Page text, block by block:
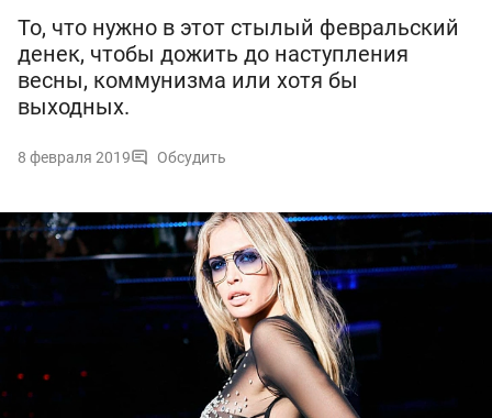
То, что нужно в этот стылый февральский
денек, чтобы дожить до наступления
весны, коммунизма или хотя бы
выходных.
8 февраля 2019 Обсудить